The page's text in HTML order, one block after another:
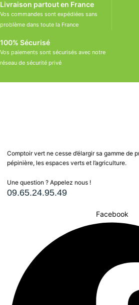
Livraison partout en France
Vos commandes sont expédiées sans
problème dans toute la France
100% Sécurisé
Vos paiements sont sécurisés avec notre
réseau de sécurité privé
Comptoir vert ne cesse d’élargir sa gamme de
pépinière, les espaces verts et l’agriculture.
Une question ? Appelez nous !
09.65.24.95.49
Facebook